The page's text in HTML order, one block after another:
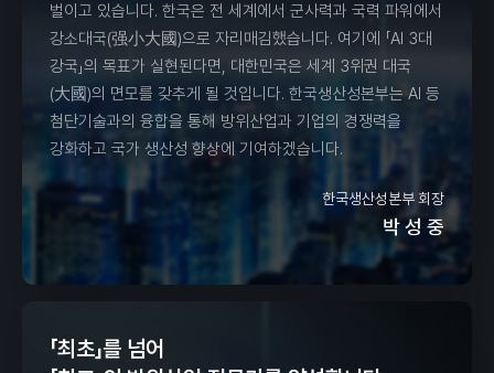
벌이고 있습니다. 한국은 전 세계에서 군사력과 국력 파워에서
강소대국(强小大國)으로 자리매김했습니다. 여기에 「AI 3대
강국」의 목표가 실현된다면, 대한민국은 세계 3위권 대국
(大國)의 면모를 갖추게 될 것입니다. 한국생산성본부는 AI 등
첨단기술과의 융합을 통해 방위산업과 기업의 경쟁력을
강화하고 국가 생산성 향상에 기여하겠습니다.
한국생산성본부 회장
박 성 중
「최초」를 넘어